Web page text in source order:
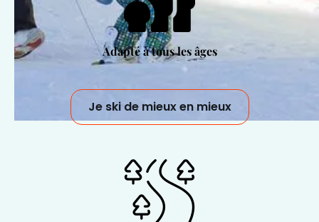
Adapté à tous les âges
Je ski de mieux en mieux